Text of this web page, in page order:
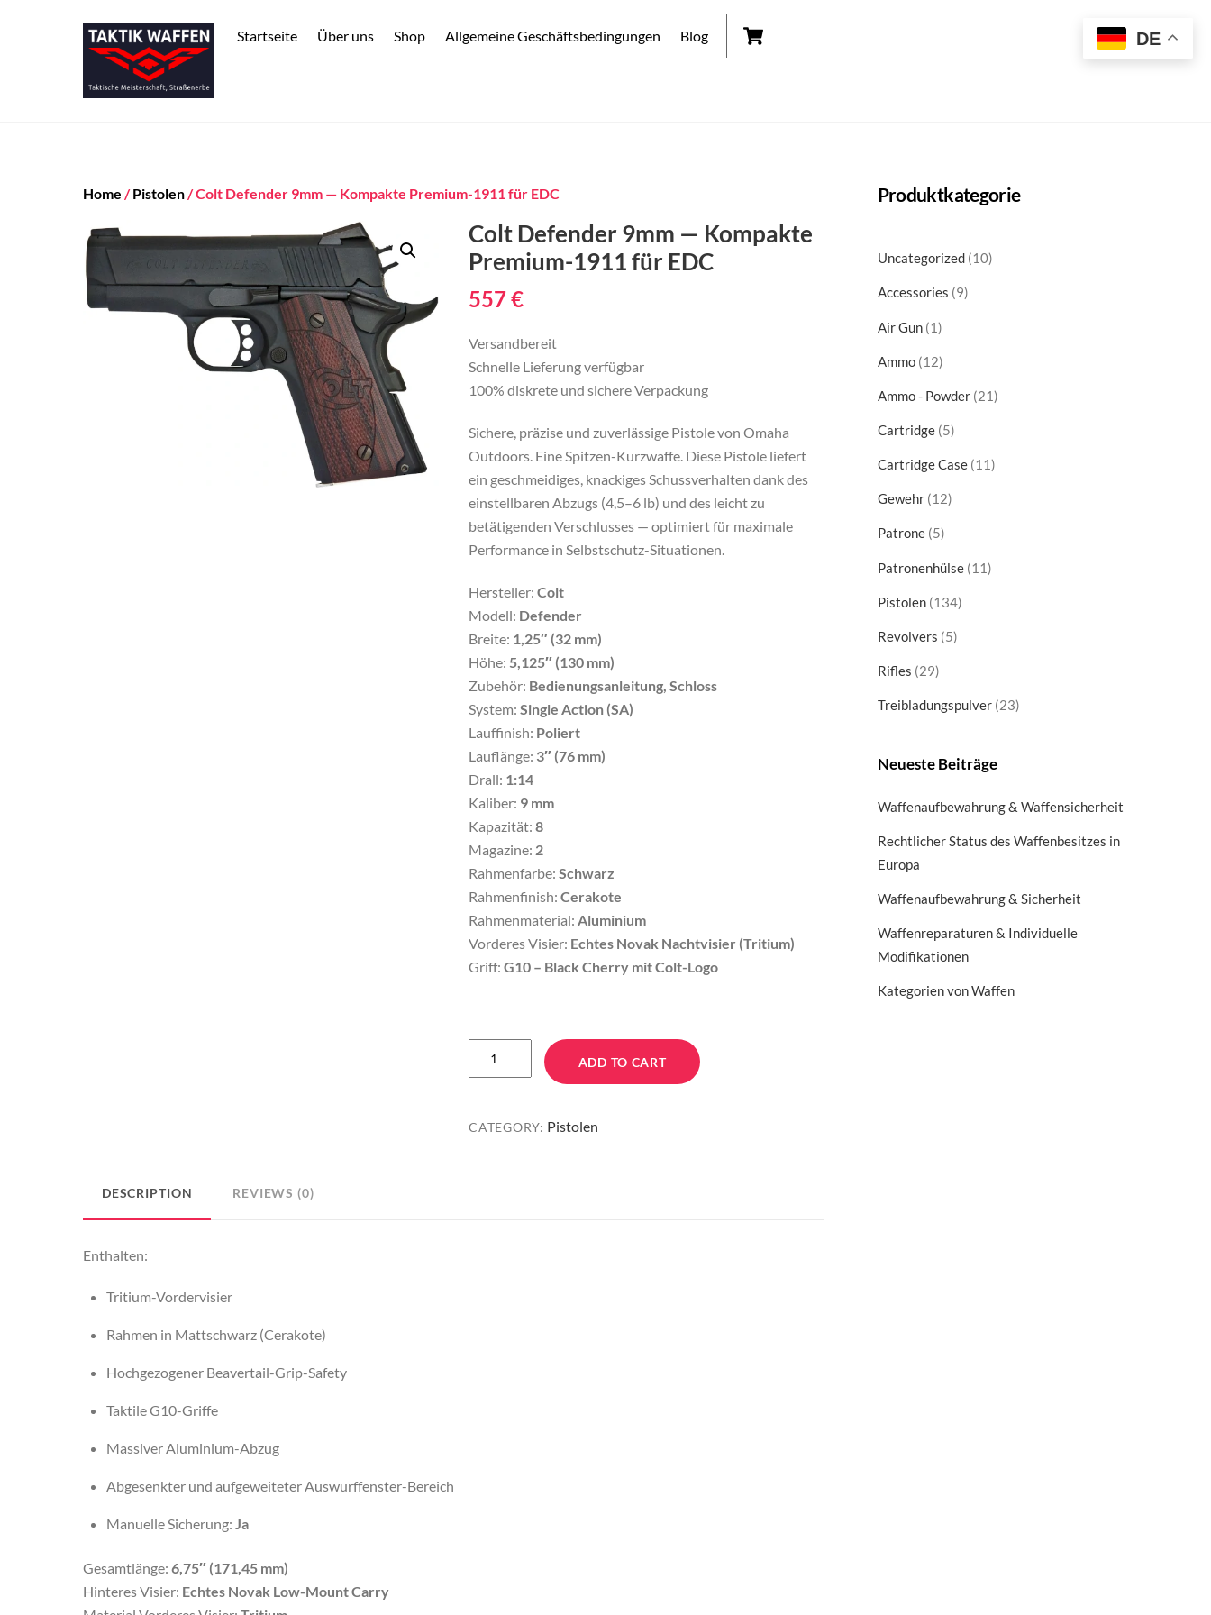
Startseite Über uns Shop Allgemeine Geschäftsbedingungen Blog
Home /Pistolen / Colt Defender 9mm — Kompakte Premium-1911 für EDC
Colt Defender 9mm — Kompakte
Premium-1911 für EDC
557€
Versandbereit
Schnelle Lieferung verfügbar
100% diskrete und sichere Verpackung
Sichere, präzise und zuverlässige Pistole von Omaha
Outdoors. Eine Spitzen-Kurzwaffe. Diese Pistole liefert
ein geschmeidiges, knackiges Schussverhalten dank des
einstellbaren Abzugs (4,5–6 lb) und des leicht zu
betätigenden Verschlusses — optimiert für maximale
Performance in Selbstschutz-Situationen.
Hersteller:Colt
Modell: Defender
Breite: 1,25″ (32 mm)
Höhe: 5,125″ (130 mm)
Zubehör: Bedienungsanleitung, Schloss
System:Single Action (SA)
Lauffinish: Poliert
Lauflänge: 3″ (76 mm)
Drall: 1:14
Kaliber: 9 mm
Kapazität:8
Magazine: 2
Rahmenfarbe:Schwarz
Rahmenfinish:Cerakote
Rahmenmaterial:Aluminium
Vorderes Visier: Echtes Novak Nachtvisier (Tritium)
Griff:G10 – Black Cherry mit Colt-Logo
Defender
—
ADD TO CART
CATEGORY: Pistolen
DESCRIPTION REVIEWS (0)
Enthalten:
Tritium-Vordervisier
Rah­men in Mattschwarz (Cerakote)
Hochgezogener Beavertail-Grip-Safety
Taktile G10-Griffe
Massiver Aluminium-Abzug
Abgesenkter und aufgeweiteter Auswurffenster-Bereich
Manuelle Sicherung: Ja
Gesamtlänge: 6,75″ (171,45 mm)
Hinteres Visier: Echtes Novak Low-Mount Carry
Produktkategorie
Uncategorized 1010
Accessories 99
Air Gun 11
Ammo 1212
Ammo - Powder 2121
Cartridge 55
Cartridge Case 1111
Gewehr 1212
Patrone 55
Patronenhülse 1111
Pistolen 134134
Revolvers 55
Rifles 2929
Treibladungspulver 2323
Neueste Beiträge
Waffenaufbewahrung & Waffensicherheit
Rechtlicher Status des Waffenbesitzes in
Europa
Waffenaufbewahrung & Sicherheit
Waffenreparaturen & Individuelle
Modifikationen
Kategorien von Waffen
DE